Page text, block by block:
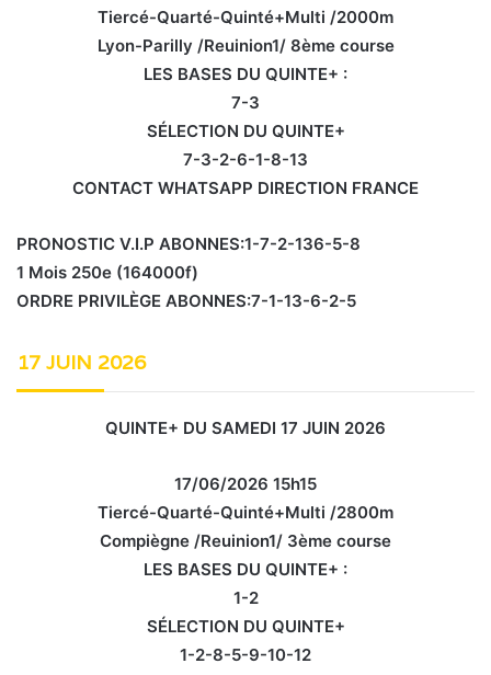
Tiercé-Quarté-Quinté+Multi /2000m
Lyon-Parilly /Reuinion1/ 8ème course
LES BASES DU QUINTE+ :
7-3
SÉLECTION DU QUINTE+
7-3-2-6-1-8-13
CONTACT WHATSAPP DIRECTION FRANCE
PRONOSTIC V.I.P ABONNES:1-7-2-136-5-8
1 Mois 250e (164000f)
ORDRE PRIVILÈGE ABONNES:7-1-13-6-2-5
17 JUIN 2026
QUINTE+ DU SAMEDI 17 JUIN 2026
17/06/2026 15h15
Tiercé-Quarté-Quinté+Multi /2800m
Compiègne /Reuinion1/ 3ème course
LES BASES DU QUINTE+ :
1-2
SÉLECTION DU QUINTE+
1-2-8-5-9-10-12